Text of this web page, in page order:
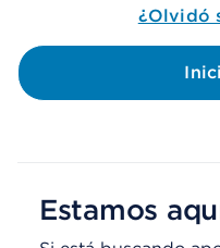
¿Olvidó
Estamos